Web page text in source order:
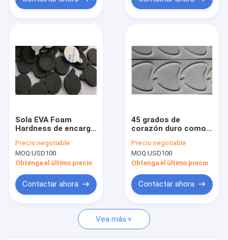
Productos
Los vídeos
Sobre nosotros
Contacta con nosotros
Noticias
Sola EVA Foam
Hardness de encargo
grueso de 5m m
Precio:negotiable
MOQ:USD100
Obtenga el último precio
Contactar ahora
45 grados de
corazón duro como
Die Cutting 7m m
densamente
Precio:negotiable
MOQ:USD100
Obtenga el último precio
Contactar ahora
Vea más